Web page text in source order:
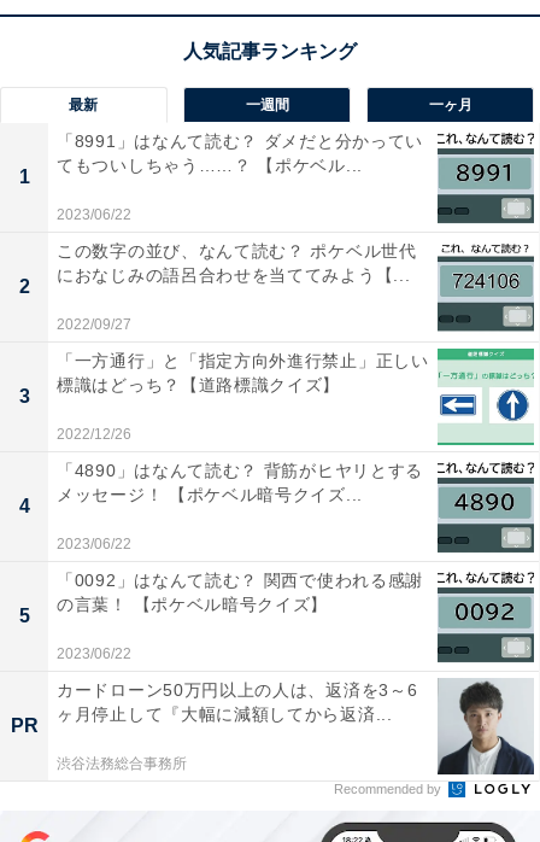
最新 一週間 一ヶ月
1
「8991」はなんて読む？ ダメだと分かってい
てもついしちゃう……？ 【ポケベル...
2023/06/22
2
この数字の並び、なんて読む？ ポケベル世代
におなじみの語呂合わせを当ててみよう【...
2022/09/27
3
「一方通行」と「指定方向外進行禁止」正しい
標識はどっち？【道路標識クイズ】
2022/12/26
4
「4890」はなんて読む？ 背筋がヒヤリとする
メッセージ！ 【ポケベル暗号クイズ...
2023/06/22
5
「0092」はなんて読む？ 関西で使われる感謝
の言葉！ 【ポケベル暗号クイズ】
2023/06/22
PR
カードローン50万円以上の人は、返済を3～6
ヶ月停止して『大幅に減額してから返済...
渋谷法務総合事務所
Recommended by